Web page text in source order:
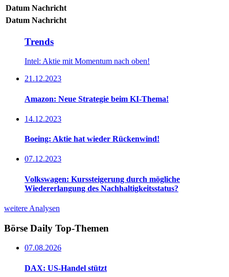
Datum Nachricht
Datum Nachricht
Trends
Intel: Aktie mit Momentum nach oben!
21.12.2023
Amazon: Neue Strategie beim KI-Thema!
14.12.2023
Boeing: Aktie hat wieder Rückenwind!
07.12.2023
Volkswagen: Kurssteigerung durch mögliche
Wiedererlangung des Nachhaltigkeitsstatus?
weitere Analysen
Börse Daily Top-Themen
07.08.2026
DAX: US-Handel stützt